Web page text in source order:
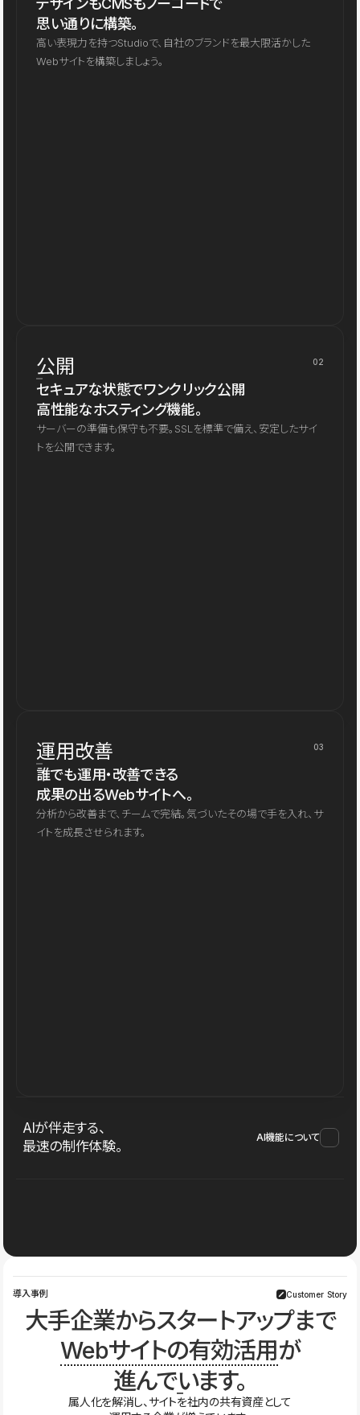
デザインもCMSもノーコードで
思い通りに構築。
高い表現力を持つStudioで、自社のブランドを最大限活かした
Webサイトを構築しましょう。
公開 02
セキュアな状態でワンクリック公開
高性能なホスティング機能。
サーバーの準備も保守も不要。SSLを標準で備え、安定したサイ
トを公開できます。
運用改善 03
誰でも運用・改善できる
成果の出るWebサイトへ。
分析から改善まで、チームで完結。気づいたその場で手を入れ、サ
イトを成長させられます。
AIが伴走する、
最速の制作体験。
AI機能について
導入事例 Customer Story
大手企業からスタートアップまで
Webサイトの有効活用が
進んでいます。
属人化を解消し、サイトを社内の共有資産として